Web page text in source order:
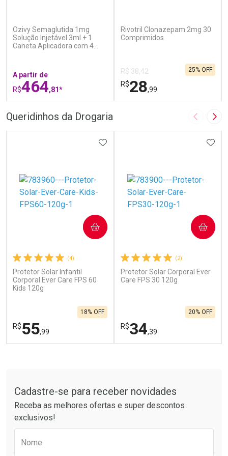
Ozivy Semaglutida 1mg
Solução Injetável 3ml + 1
Caneta Aplicadora com 4
A partir de
R$464,81*
Ativar Desconto
Por R$ 664,02/cada
Comprar sem Desconto
Rivotril Clonazepam 2mg 30
Comprimidos
R$ 38,42
R$28,99
25% OFF
Ativar Desconto
Queridinhos da Drogaria Imagem
(4)
Protetor Solar Infantil
Corporal Ever Care FPS 60
Kids 120g
R$55,99
18% OFF
ADICIONAR AOS FAVORITOS
COMPRAR
Laboratório
Por Menos
(2)
Protetor Solar Corporal Ever
Care FPS 30 120g
R$34,39
20% OFF
COMPRAR
Laboratório
Por Menos
Cadastre-se para receber novidades
Receba as melhores ofertas e super descontos
exclusivos!
Nome